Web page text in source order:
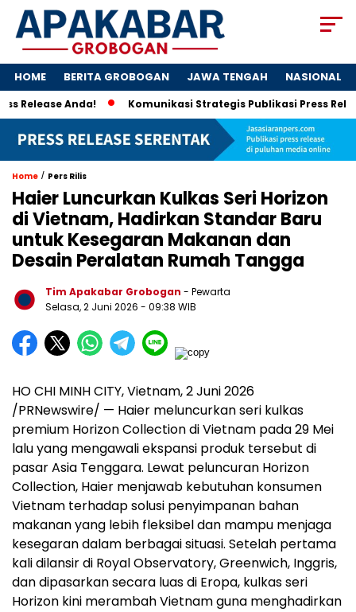
HOME BERITA GROBOGAN JAWA TENGAH NASIONAL
Anda! Komunikasi Strategis Publikasi Press Release,
Home / Pers Rilis
Haier Luncurkan Kulkas Seri Horizon
di Vietnam, Hadirkan Standar Baru
untuk Kesegaran Makanan dan
Desain Peralatan Rumah Tangga
Tim Apakabar Grobogan - Pewarta
Selasa, 2 Juni 2026 - 09:38 WIB
HO CHI MINH CITY, Vietnam, 2 Juni 2026
/PRNewswire/ — Haier meluncurkan seri kulkas
premium Horizon Collection di Vietnam pada 29 Mei
lalu yang mengawali ekspansi produk tersebut di
pasar Asia Tenggara. Lewat peluncuran Horizon
Collection, Haier menjawab kebutuhan konsumen
Vietnam terhadap solusi penyimpanan bahan
makanan yang lebih fleksibel dan mampu menjaga
kesegaran dalam berbagai situasi. Setelah pertama
kali dilansir di Royal Observatory, Greenwich, Inggris,
dan dipasarkan secara luas di Eropa, kulkas seri
Horizon kini merambah Vietnam guna menghadirkan